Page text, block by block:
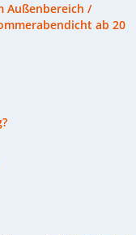
Außenbereich /
ab 20